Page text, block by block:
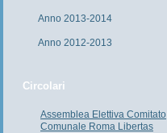
Anno 2013-2014
Anno 2012-2013
Circolari
Assemblea Elettiva Comitato
Comunale Roma Libertas